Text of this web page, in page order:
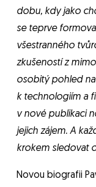
dobu, kdy jako
se teprve
všestranného
zkušeností z
osobitý pohled
k technologiím a
v nové publikaci
jejich zájem. A
krokem sledovat
Novou biografii